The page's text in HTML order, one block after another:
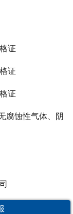
证
证
证
腐蚀性气体、阴